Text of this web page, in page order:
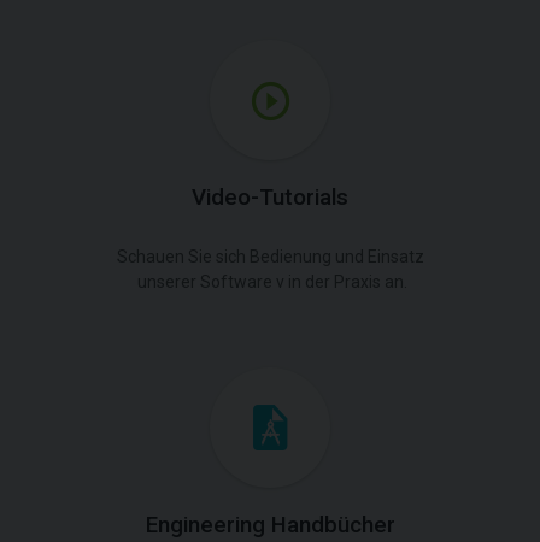
Video-Tutorials
Engineering Handbücher